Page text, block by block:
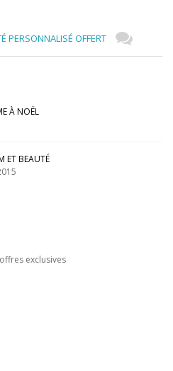
PERSONNALISÉ OFFERT
À NOËL
ET BEAUTÉ
exclusives